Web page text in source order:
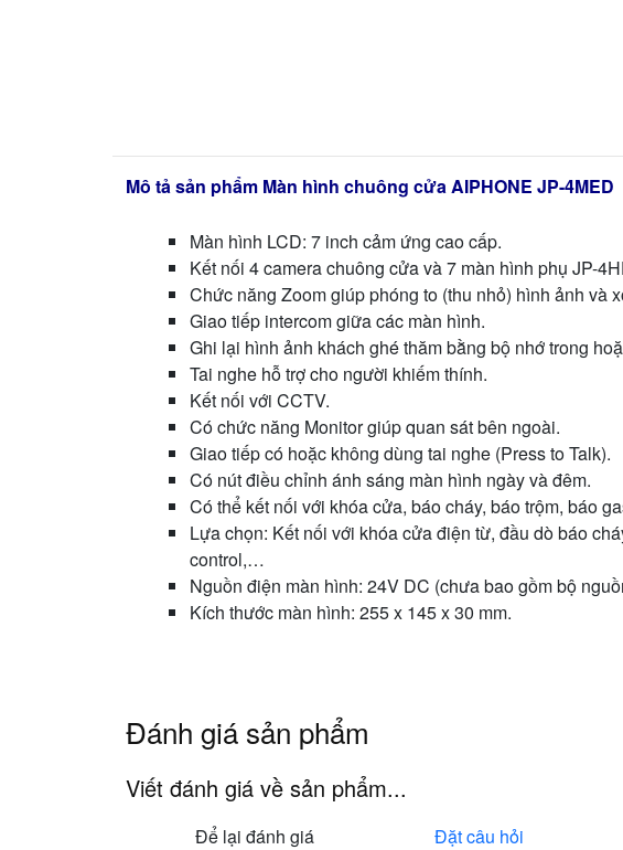
Mô tả sản phẩm Màn hình chuông cửa AIPHONE JP-4MED
Màn hình LCD: 7 inch cảm ứng cao cấp.
Kết nối 4 camera chuông cửa và 7 màn hình phụ JP-
Chức năng Zoom giúp phóng to (thu nhỏ) hình ảnh và
Giao tiếp intercom giữa các màn hình.
Ghi lại hình ảnh khách ghé thăm bằng bộ nhớ trong
Tai nghe hỗ trợ cho người khiếm thính.
Kết nối với CCTV.
Có chức năng Monitor giúp quan sát bên ngoài.
Giao tiếp có hoặc không dùng tai nghe (Press to Talk).
Có nút điều chỉnh ánh sáng màn hình ngày và đêm.
Có thể kết nối với khóa cửa, báo cháy, báo trộm, báo
Lựa chọn: Kết nối với khóa cửa điện từ, đầu dò báo
control,…
Nguồn điện màn hình: 24V DC (chưa bao gồm bộ
Kích thước màn hình: 255 x 145 x 30 mm.
Đánh giá sản phẩm
Viết đánh giá về sản phẩm...
Để lại đánh giá Đặt câu hỏi